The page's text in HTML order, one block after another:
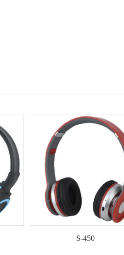
S-450